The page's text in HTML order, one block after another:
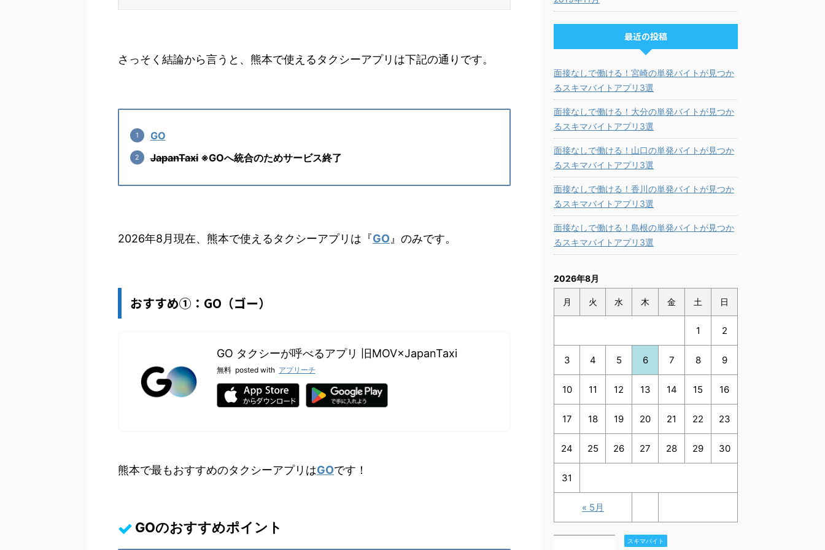
さっそく結論から言うと、熊本で使えるタクシーアプリは下記の通りです。
GO
JapanTaxi※GOへ統合のためサービス終了
2026年8月現在、熊本で使えるタクシーアプリは『GO 』のみです。
おすすめ①：GO（ゴー）
GO タクシーが呼べるアプリ 旧MOV×JapanTaxi
無料 posted with アプリーチ
熊本で最もおすすめのタクシーアプリはGOです！
GOのおすすめポイント
最近の投稿
面接なしで働ける！宮崎の単発バイトが見つか
るスキマバイトアプリ3選
面接なしで働ける！大分の単発バイトが見つか
るスキマバイトアプリ3選
面接なしで働ける！山口の単発バイトが見つか
るスキマバイトアプリ3選
面接なしで働ける！香川の単発バイトが見つか
るスキマバイトアプリ3選
面接なしで働ける！島根の単発バイトが見つか
るスキマバイトアプリ3選
2026年8月
月 火 水 木 金 土 日
« 5月
1 2
3 4 5 6 7 8 9
10 11 12 13 14 15 16
17 18 19 20 21 22 23
24 25 26 27 28 29 30
31
スキマバイト